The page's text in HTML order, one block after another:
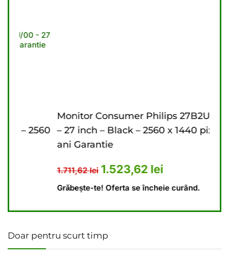
este: 1.174,23 lei.
Monitor Consumer Philips 27B2U3601/00
– 27 inch – Black – 2560 x 1440 pixeli – 3
ani Garantie
lei Prețul inițial a fost: 1.711,62 lei.
1.523,62leiPrețul curent este:
Grăbește-te! Oferta se încheie curând.
Doar pentru scurt timp